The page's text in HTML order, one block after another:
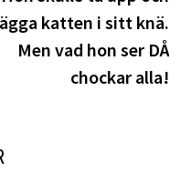
katten i sitt knä.
Men vad hon ser DÅ
chockar alla!